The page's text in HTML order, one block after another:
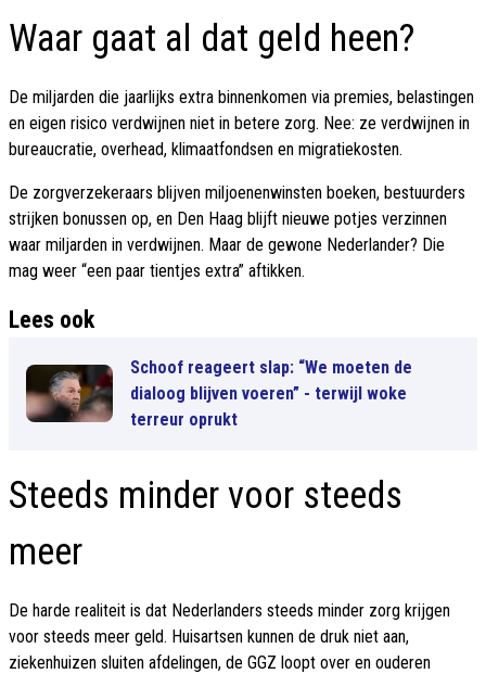
Waar gaat al dat geld heen?
De miljarden die jaarlijks extra binnenkomen via premies, belastingen
en eigen risico verdwijnen niet in betere zorg. Nee: ze verdwijnen in
bureaucratie, overhead, klimaatfondsen en migratiekosten.
De zorgverzekeraars blijven miljoenenwinsten boeken, bestuurders
strijken bonussen op, en Den Haag blijft nieuwe potjes verzinnen
waar miljarden in verdwijnen. Maar de gewone Nederlander? Die
mag weer “een paar tientjes extra” aftikken.
Lees ook
Schoof reageert slap: “We moeten de
dialoog blijven voeren” - terwijl woke
terreur oprukt
Steeds minder voor steeds
meer
De harde realiteit is dat Nederlanders steeds minder zorg krijgen
voor steeds meer geld. Huisartsen kunnen de druk niet aan,
ziekenhuizen sluiten afdelingen, de GGZ loopt over en ouderen